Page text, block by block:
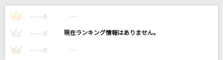
ケセラセラ
Mrs. GREEN APPLE
Honto
1 ---- 点 ----
---- 点 ----
3 ---- 点 ----